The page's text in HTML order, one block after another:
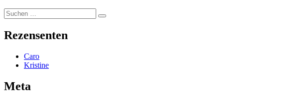
Suchen
nach:
Suchen
Rezensenten
Caro
Kristine
Meta